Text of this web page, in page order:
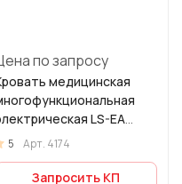
по запросу
медицинская
LS-EA
5 Арт. 4174
Запросить КП